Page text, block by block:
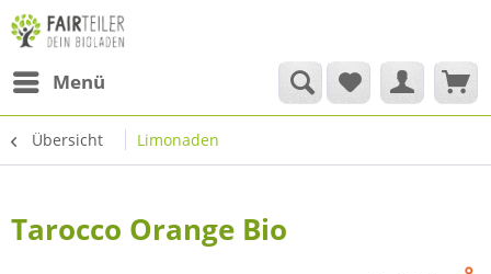
Menü
Übersicht Limonaden
Tarocco Orange Bio